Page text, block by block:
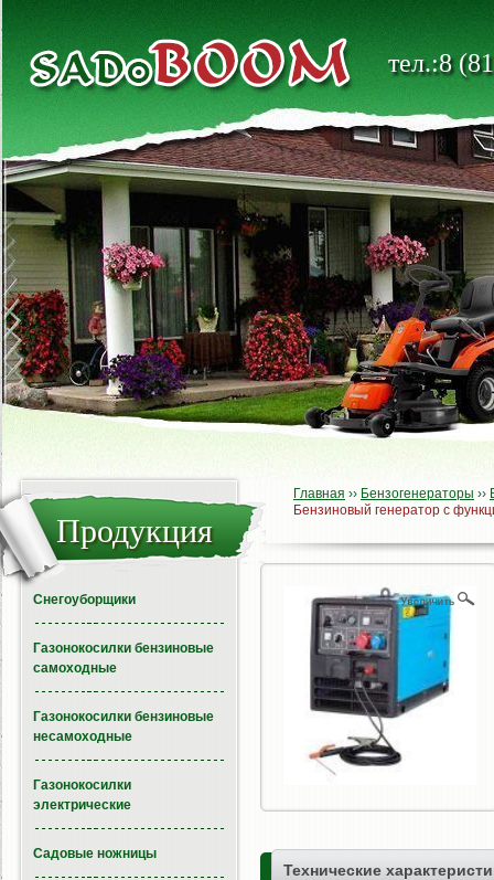
тел.:8
Главная ›› Бензогенераторы ››
Бензиновый генератор с
Технические
Продукция
Снегоуборщики
Газонокосилки бензиновые
самоходные
Газонокосилки бензиновые
несамоходные
Газонокосилки
электрические
Садовые ножницы